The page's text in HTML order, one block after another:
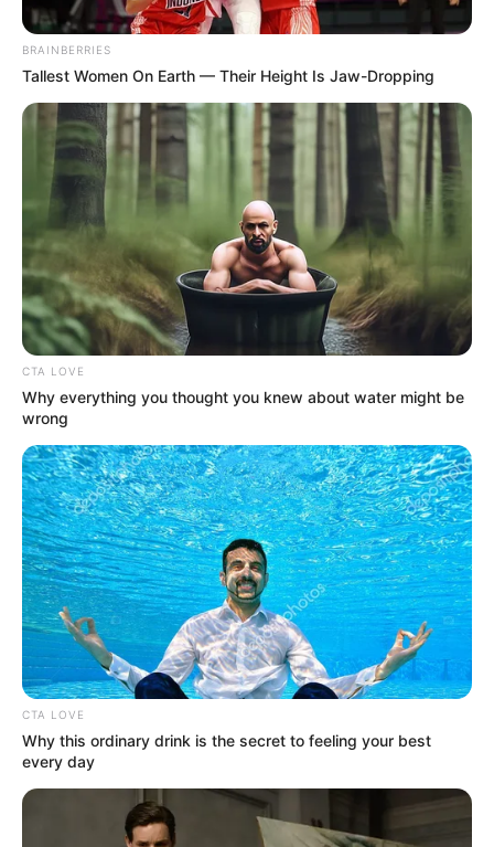
PostedFriss hírek
Kirúgták a TV2 hírigazgatóját,
Szalai Vivient
by Szerző April 19, 2026
BRAINBERRIES
Tallest Women On Earth — Their Height Is Jaw-Dropping
CTA LOVE
Why everything you thought you knew about water might be
wrong
CTA LOVE
Why this ordinary drink is the secret to feeling your best
every day